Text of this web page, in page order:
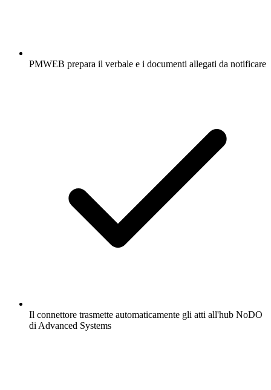
PMWEB prepara il verbale e i documenti allegati da notificare
Il connettore trasmette automaticamente gli atti all'hub NoDO
di Advanced Systems